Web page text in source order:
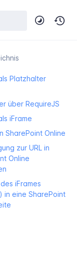
Platzhalter
über RequireJS
iFrame
SharePoint Online
zur URL in
Online
iFrames
in eine SharePoint